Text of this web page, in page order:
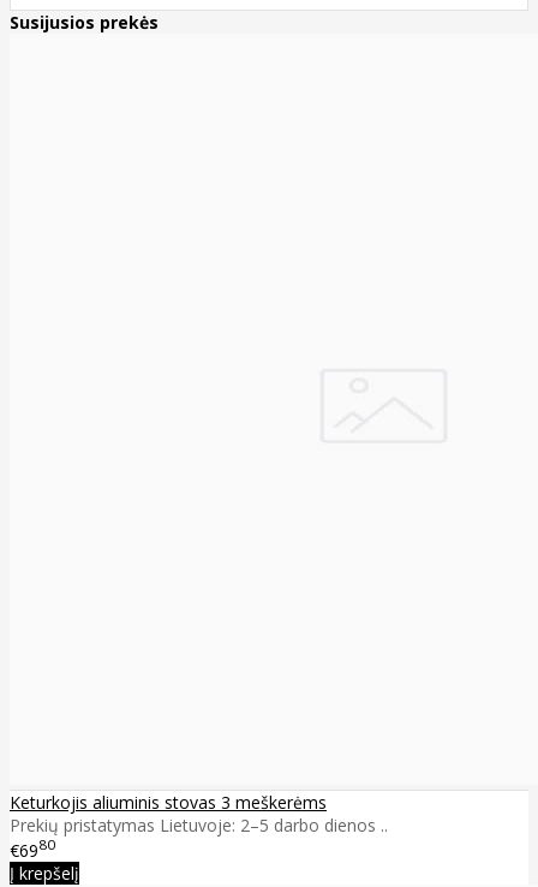
Susijusios prekės
Keturkojis aliuminis stovas 3 meškerėms
Prekių pristatymas Lietuvoje: 2–5 darbo dienos ..
€6980
Į krepšelį